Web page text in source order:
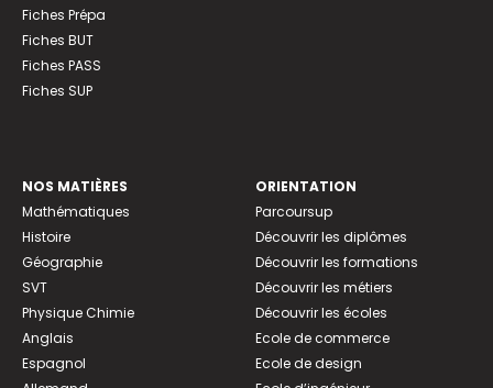
Fiches Prépa
Fiches BUT
Fiches PASS
Fiches SUP
NOS MATIÈRES
Mathématiques
Histoire
Géographie
SVT
Physique Chimie
Anglais
Espagnol
ORIENTATION
Parcoursup
Découvrir les diplômes
Découvrir les formations
Découvrir les métiers
Découvrir les écoles
Ecole de commerce
Ecole de design